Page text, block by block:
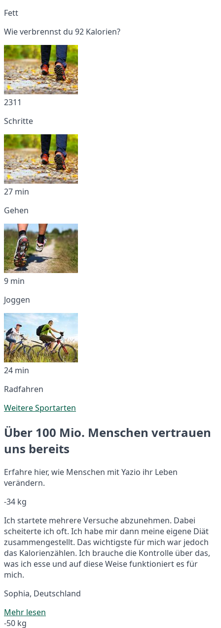
Fett
Wie verbrennst du 92 Kalorien?
2311
Schritte
27 min
Gehen
9 min
Joggen
24 min
Radfahren
Weitere Sportarten
Über 100 Mio. Menschen vertrauen
uns bereits
Erfahre hier, wie Menschen mit Yazio ihr Leben
verändern.
-34 kg
Ich startete mehrere Versuche abzunehmen. Dabei
scheiterte ich oft. Ich habe mir dann meine eigene Diät
zusammengestellt. Das wichtigste für mich war jedoch
das Kalorienzählen. Ich brauche die Kontrolle über das,
was ich esse und auf diese Weise funktioniert es für
mich.
Sophia, Deutschland
Mehr lesen
-50 kg